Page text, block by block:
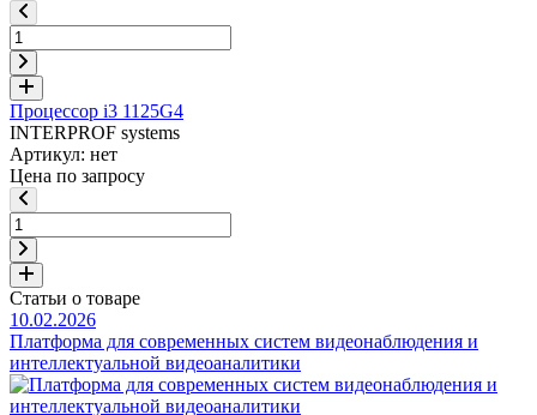
Процессор i3 1125G4
INTERPROF systems
Артикул: нет
Цена по запросу
Статьи о товаре
10.02.2026
Платформа для современных систем видеонаблюдения и
интеллектуальной видеоаналитики